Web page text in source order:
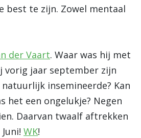
best te zijn. Zowel mentaal
der Vaart. Waar was hij met
vorig jaar september zijn
insemineerde? Kan
het een ongelukje? Negen
Daarvan twaalf aftrekken
WK!